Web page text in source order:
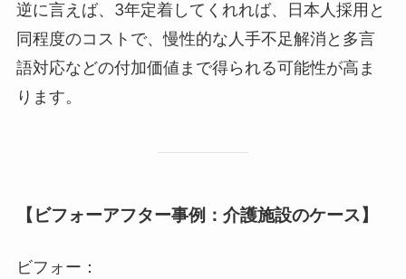
逆に言えば、3年定着してくれれば、日本人採用と
同程度のコストで、慢性的な人手不足解消と多言
語対応などの付加価値まで得られる可能性が高ま
ります。
【ビフォーアフター事例：介護施設のケース】
ビフォー：